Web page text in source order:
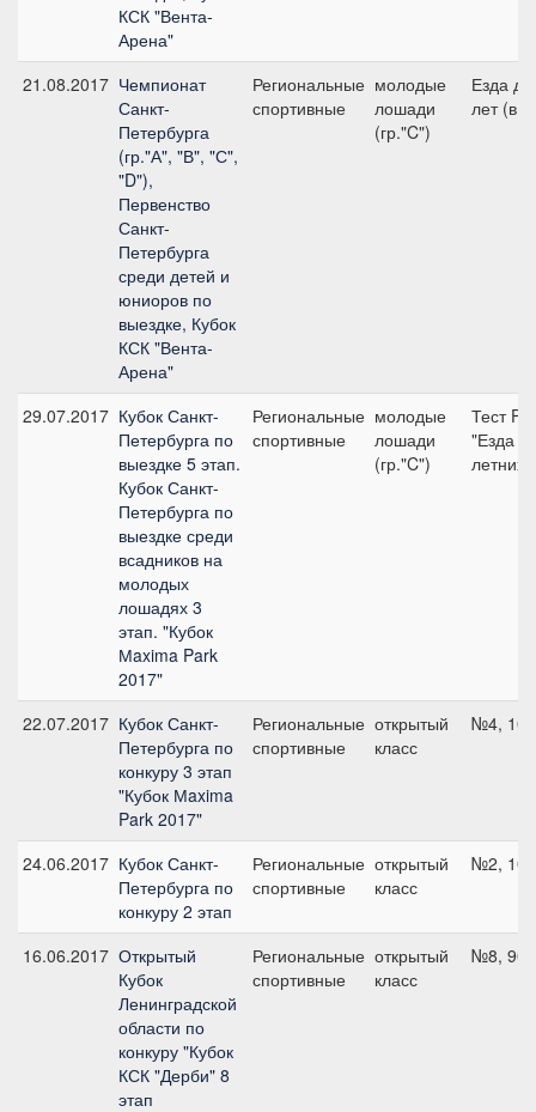
КСК "Вента-
Арена"
21.08.2017 Чемпионат
Санкт-
Петербурга
(гр."А", "В", "С",
"D"),
Первенство
Санкт-
Петербурга
среди детей и
юниоров по
выездке, Кубок
КСК "Вента-
Арена"
Региональные
спортивные
молодые
лошади
(гр."C")
Езда
лет (в
29.07.2017 Кубок Санкт-
Петербурга по
выездке 5 этап.
Кубок Санкт-
Петербурга по
выездке среди
всадников на
молодых
лошадях 3
этап. "Кубок
Мaxima Park
2017"
Региональные
спортивные
молодые
лошади
(гр."C")
Тест
"Езда
летних
22.07.2017 Кубок Санкт-
Петербурга по
конкуру 3 этап
"Кубок Мaxima
Park 2017"
Региональные
спортивные
открытый
класс
№4,
24.06.2017 Кубок Санкт-
Петербурга по
конкуру 2 этап
Региональные
спортивные
открытый
класс
№2,
16.06.2017 Открытый
Кубок
Ленинградской
области по
конкуру "Кубок
КСК "Дерби" 8
этап
Региональные
спортивные
открытый
класс
№8, 90